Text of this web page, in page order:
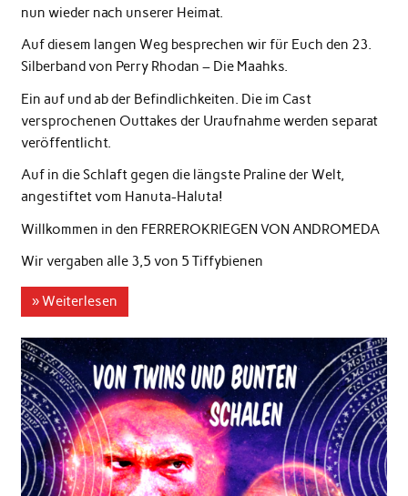
nun wieder nach unserer Heimat.
Auf diesem langen Weg besprechen wir für Euch den 23.
Silberband von Perry Rhodan – Die Maahks.
Ein auf und ab der Befindlichkeiten. Die im Cast
versprochenen Outtakes der Uraufnahme werden separat
veröffentlicht.
Auf in die Schlaft gegen die längste Praline der Welt,
angestiftet vom Hanuta-Haluta!
Willkommen in den FERREROKRIEGEN VON ANDROMEDA
Wir vergaben alle 3,5 von 5 Tiffybienen
» Weiterlesen